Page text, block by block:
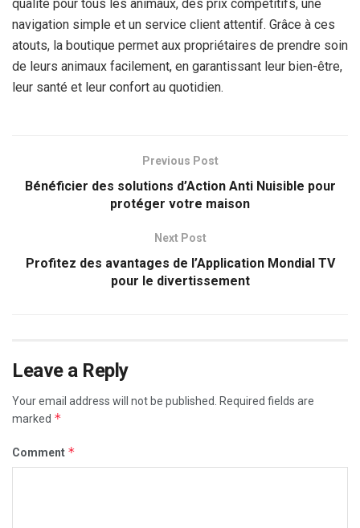
qualité pour tous les animaux, des prix compétitifs, une
navigation simple et un service client attentif. Grâce à ces
atouts, la boutique permet aux propriétaires de prendre soin
de leurs animaux facilement, en garantissant leur bien-être,
leur santé et leur confort au quotidien.
Previous Post
Bénéficier des solutions d’Action Anti Nuisible pour
protéger votre maison
Next Post
Profitez des avantages de l’Application Mondial TV
pour le divertissement
Leave a Reply
Your email address will not be published.
Required fields are
marked *
Comment *